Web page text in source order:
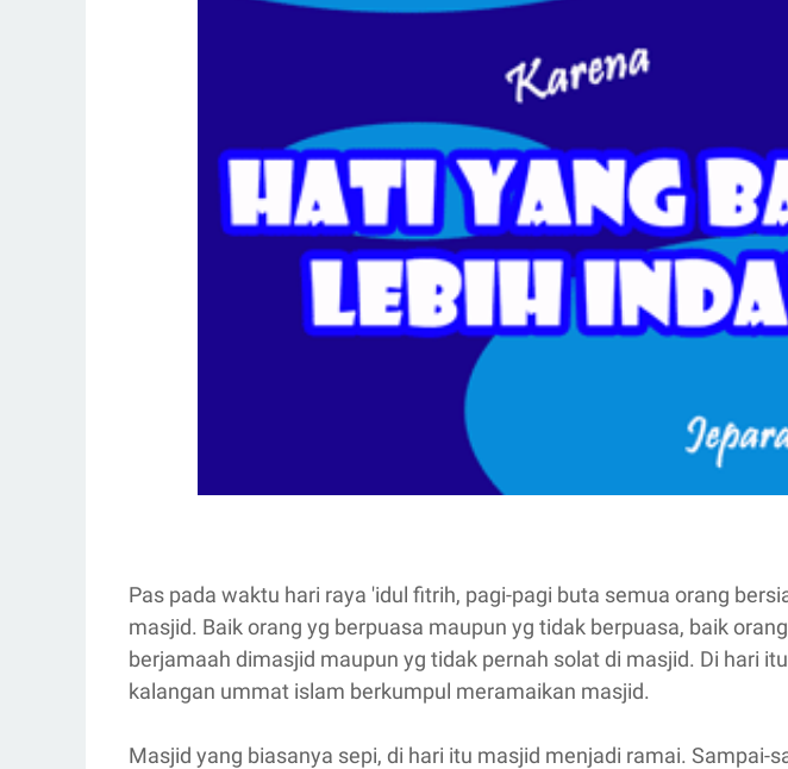
Pas pada waktu hari raya 'idul fitrih, pagi-pagi buta semua orang
masjid. Baik orang yg berpuasa maupun yg tidak berpuasa, baik
berjamaah dimasjid maupun yg tidak pernah solat di masjid. Di hari
kalangan ummat islam berkumpul meramaikan masjid.
Masjid yang biasanya sepi, di hari itu masjid menjadi ramai. Sampai-